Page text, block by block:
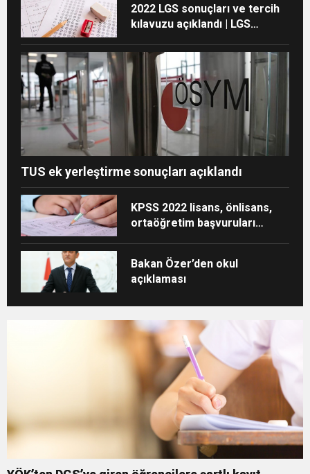
2022 LGS sonuçları ve tercih
kılavuzu açıklandı | LGS
(MEB liselerin yüzdelik
dilimleri ve taban-tavan
puanları)
TUS ek yerleştirme sonuçları açıklandı
KPSS 2022 lisans, önlisans,
ortaöğretim başvuruları
Bakan Özer’den okul
açıklaması